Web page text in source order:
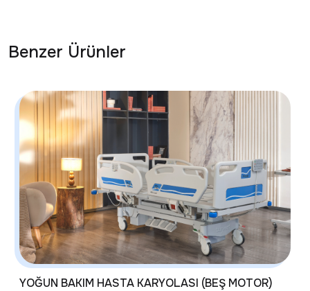
Benzer Ürünler
YOĞUN BAKIM HASTA KARYOLASI (BEŞ MOTOR)